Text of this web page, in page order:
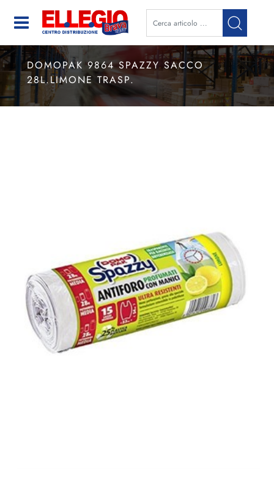
Open
DOMOPAK 9864 SPAZZY SACCO
28L.LIMONE TRASP.